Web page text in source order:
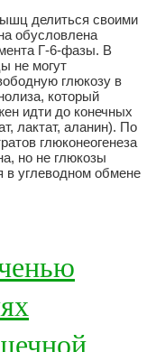
делиться своими
обусловлена
Г-6-фазы. В
не могут
глюкозу в
который
идти до конечных
лактат, аланин). По
глюконеогенеза
но не глюкозы
в углеводном обмене